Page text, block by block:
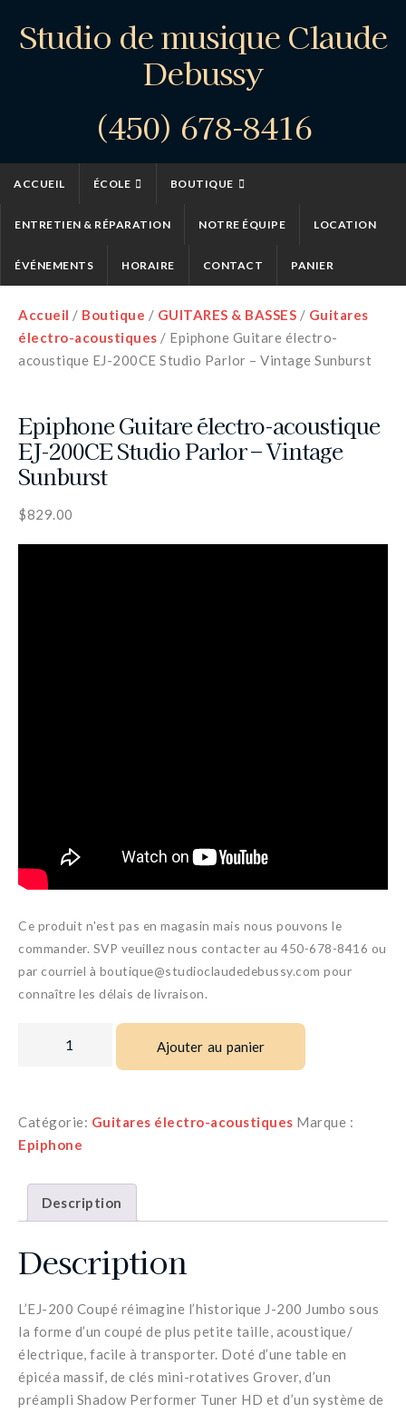
Studio de musique Claude
Debussy
(450) 678-8416
ACCUEIL ÉCOLE BOUTIQUE
ENTRETIEN & RÉPARATION NOTRE ÉQUIPE LOCATION
ÉVÉNEMENTS HORAIRE CONTACT PANIER
Accueil / Boutique / GUITARES & BASSES / Guitares
électro-acoustiques / Epiphone Guitare électro-
acoustique EJ-200CE Studio Parlor – Vintage Sunburst
Epiphone Guitare électro-acoustique
EJ-200CE Studio Parlor – Vintage
Sunburst
$829.00
Ce produit n'est pas en magasin mais nous pouvons le
commander. SVP veuillez nous contacter au 450-678-8416 ou
par courriel à boutique@studioclaudedebussy.com pour
connaître les délais de livraison.
Ajouter au panier
Catégorie: Guitares électro-acoustiques Marque :
Epiphone
Description
Description
L’EJ-200 Coupé réimagine l’historique J-200 Jumbo sous
la forme d’un coupé de plus petite taille, acoustique/
électrique, facile à transporter. Doté d’une table en
épicéa massif, de clés mini-rotatives Grover, d’un
préampli Shadow Performer Tuner HD et d’un système de